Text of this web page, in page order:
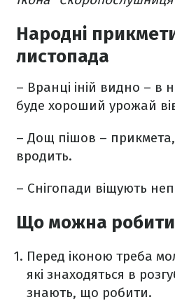
Народні
листопада
– Вранці іній видно – в
буде хороший урожай
– Дощ пішов –
вродить.
– Снігопади віщують
Що можна робити
Перед іконою треба
які знаходяться в
знають, що робити.